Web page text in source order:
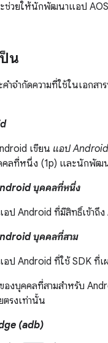
ช่วยให้นักพัฒนาแอป
น
ำจำกัดความที่ใช้ในเอกส
เขียน แอป Android
ลที่หนึ่ง (1p) และนักพัฒ
บุคคลที่หนึ่ง
ป Android ที่มีสิทธิ์เข้าถึ
บุคคลที่สาม
Android ที่ใช้ SDK ที่เ
งบุคคลที่สามสำหรับ
ตรงเท่านั้น
(adb)